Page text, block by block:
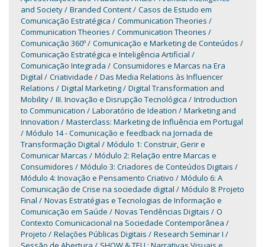
and Society
Branded Content
Casos de Estudo em
Comunicação Estratégica
Communication Theories
Communication Theories
Communication Theories
Comunicação 360º
Comunicação e Marketing de Conteúdos
Comunicação Estratégica e Inteligência Artificial
Comunicação Integrada
Consumidores e Marcas na Era
Digital
Criatividade
Das Media Relations às Influencer
Relations
Digital Marketing
Digital Transformation and
Mobility
III. Inovação e Disrupção Tecnológica
Introduction
to Communication
Laboratório de Ideation
Marketing and
Innovation
Masterclass: Marketing de Influência em Portugal
Módulo 14 - Comunicação e feedback na Jornada de
Transformação Digital
Módulo 1: Construir, Gerir e
Comunicar Marcas
Módulo 2: Relação entre Marcas e
Consumidores
Módulo 3: Criadores de Conteúdos Digitais
Módulo 4: Inovação e Pensamento Criativo
Módulo 6: A
Comunicação de Crise na sociedade digital
Módulo 8: Projeto
Final
Novas Estratégias e Tecnologias de Informação e
Comunicação em Saúde
Novas Tendências Digitais
O
Contexto Comunicacional na Sociedade Contemporânea
Projeto
Relações Públicas Digitais
Research Seminar I